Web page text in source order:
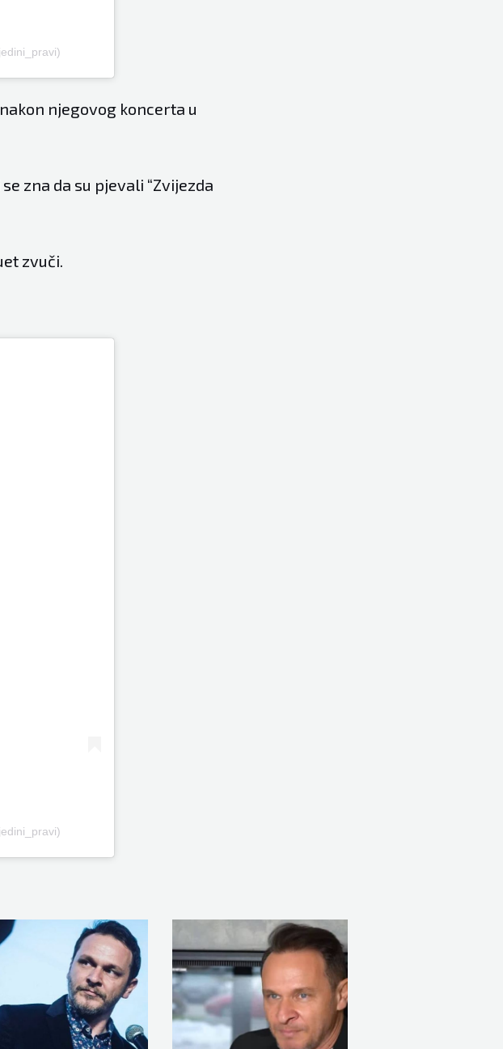
njegovog koncerta u
zna da su pjevali “Zvijezda
zvuči.